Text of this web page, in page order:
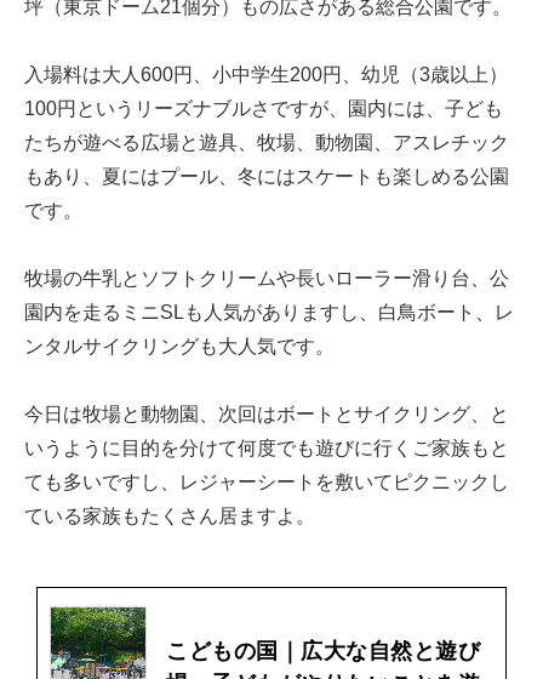
坪（東京ドーム21個分）もの広さがある総合公園です。
入場料は大人600円、小中学生200円、幼児（3歳以上）
100円というリーズナブルさですが、園内には、子ども
たちが遊べる広場と遊具、牧場、動物園、アスレチック
もあり、夏にはプール、冬にはスケートも楽しめる公園
です。
牧場の牛乳とソフトクリームや長いローラー滑り台、公
園内を走るミニSLも人気がありますし、白鳥ボート、レ
ンタルサイクリングも大人気です。
今日は牧場と動物園、次回はボートとサイクリング、と
いうように目的を分けて何度でも遊びに行くご家族もと
ても多いですし、レジャーシートを敷いてピクニックし
ている家族もたくさん居ますよ。
こどもの国｜広大な自然と遊び